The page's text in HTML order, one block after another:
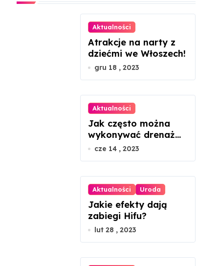
Aktualności
Atrakcje na narty z
dziećmi we Włoszech!
gru 18 , 2023
Aktualności
Jak często można
wykonywać drenaż
limfatyczny twarzy?
cze 14 , 2023
Aktualności Uroda
Jakie efekty dają
zabiegi Hifu?
lut 28 , 2023